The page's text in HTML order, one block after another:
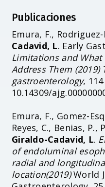
Publicaciones
Emura, F., Rodriguez-
Cadavid, L. Early
Limitations and What
Address Them
gastroenterology,
10.14309/
Emura, F., Gomez-
Reyes, C., Benias, P.,
Giraldo-Cadavid, L.
of endoluminal
radial and
location(2019)World